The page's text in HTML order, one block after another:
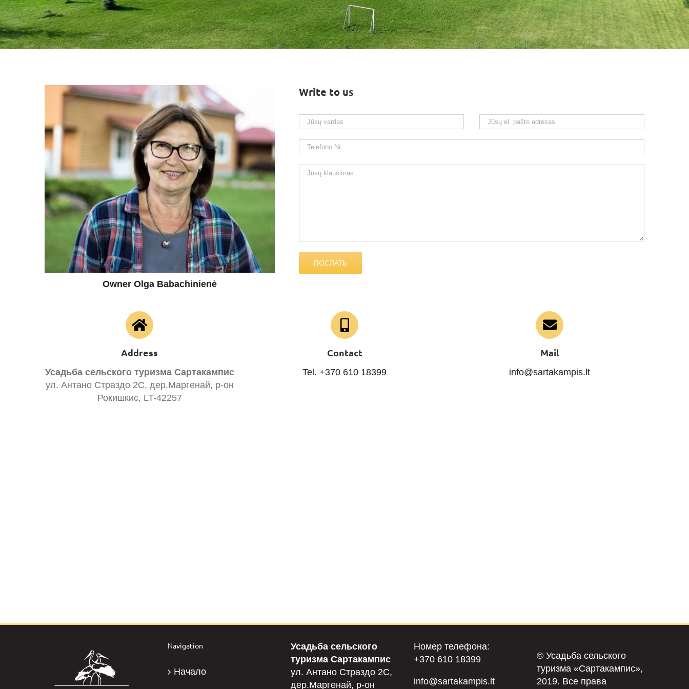
Owner Olga Babachinienė
Write to us
Address
Усадьба сельского туризма Сартакампис
ул. Антано Страздо 2C, дер.Маргенай, р-он
Рокишкис, LT-42257
Contact
Tel. +370 610 18399
Mail
info@sartakampis.lt
Navigation
Начало
Усадьба сельского
туризма Сартакампис
ул. Антано Страздо 2C,
дер.Маргенай, р-он
Номер телефона:
+370 610 18399
info@sartakampis.lt
© Усадьба сельского
туризма «Сартакампис»,
2019. Все права